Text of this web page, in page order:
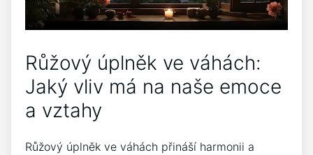
Růžový úplněk ve ⁢váhách:
Jaký​ vliv má na naše⁣ emoce
a vztahy
Růžový úplněk⁣ ve váhách‌ přináší harmonii a